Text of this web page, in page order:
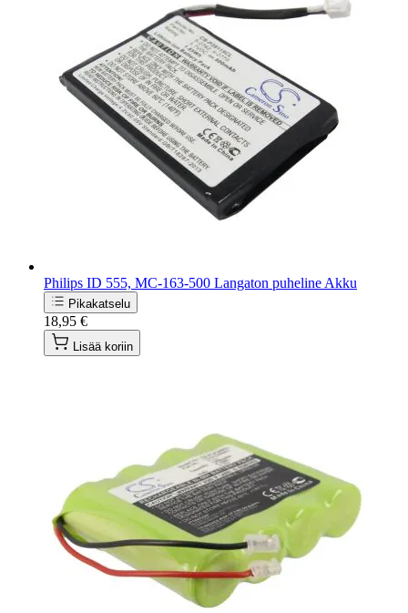
Philips ID 555, MC-163-500 Langaton puheline Akku
Pikakatselu
18,95 €
Lisää koriin